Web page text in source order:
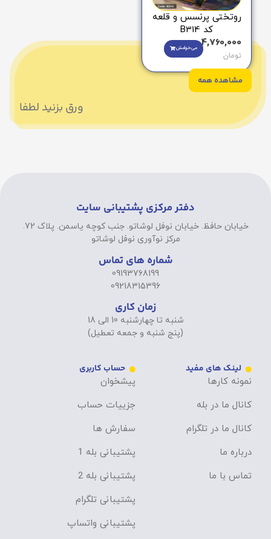
روتختی پرنسس و قلعه
کد B314
4,760,000
تومان
می‌خوامش
مشاهده همه
ورق بزنید لطفا
دفتر مرکزی پشتیبانی سایت
خیابان حافظ. خیابان نوفل لوشاتو. جنب کوچه یاسمن. پلاک 72.
مرکز نوآوری نوفل لوشاتو
شماره های تماس
09193768199
09218315396
زمان کاری
شنبه تا چهارشنبه 10 الی 18
(پنج شنبه و جمعه تعطیل)
لینک های مفید
نمونه کارها
کانال ما در بله
کانال ما در تلگرام
درباره ما
تماس با ما
حساب کاربری
پیشخوان
جزییات حساب
سفارش ها
پشتیبانی بله 1
پشتیبانی بله 2
پشتیبانی تلگرام
پشتیبانی واتساپ